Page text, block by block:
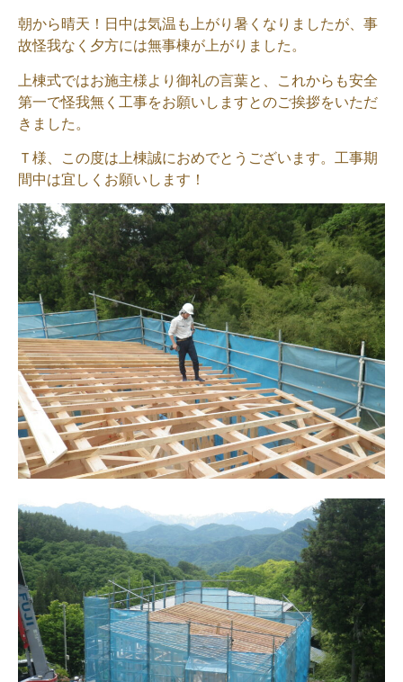
朝から晴天！日中は気温も上がり暑くなりましたが、事
故怪我なく夕方には無事棟が上がりました。
上棟式ではお施主様より御礼の言葉と、これからも安全
第一で怪我無く工事をお願いしますとのご挨拶をいただ
きました。
Ｔ様、この度は上棟誠におめでとうございます。工事期
間中は宜しくお願いします！